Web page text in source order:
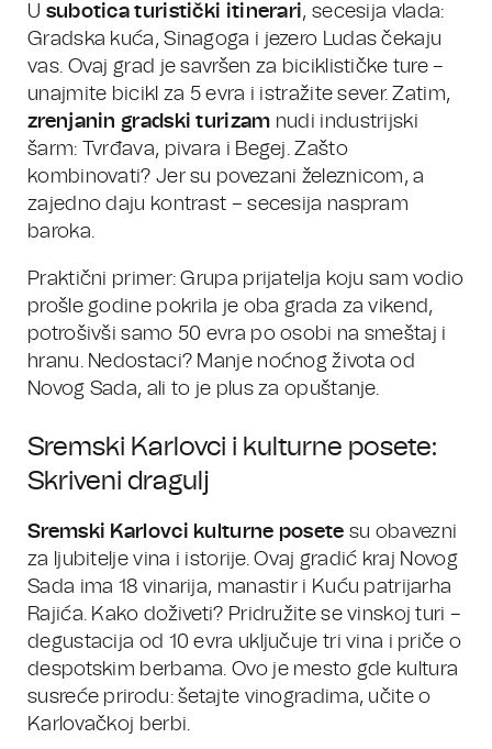
U subotica turistički itinerari, secesija vlada:
Gradska kuća, Sinagoga i jezero Ludas čekaju
vas. Ovaj grad je savršen za biciklističke ture –
unajmite bicikl za 5 evra i istražite sever. Zatim,
zrenjanin gradski turizam nudi industrijski
šarm: Tvrđava, pivara i Begej. Zašto
kombinovati? Jer su povezani železnicom, a
zajedno daju kontrast – secesija naspram
baroka.
Praktični primer: Grupa prijatelja koju sam vodio
prošle godine pokrila je oba grada za vikend,
potrošivši samo 50 evra po osobi na smeštaj i
hranu. Nedostaci? Manje noćnog života od
Novog Sada, ali to je plus za opuštanje.
Sremski Karlovci i kulturne posete:
Skriveni dragulj
Sremski Karlovci kulturne posete su obavezni
za ljubitelje vina i istorije. Ovaj gradić kraj Novog
Sada ima 18 vinarija, manastir i Kuću patrijarha
Rajića. Kako doživeti? Pridružite se vinskoj turi –
degustacija od 10 evra uključuje tri vina i priče o
despotskim berbama. Ovo je mesto gde kultura
susreće prirodu: šetajte vinogradima, učite o
Karlovačkoj berbi.